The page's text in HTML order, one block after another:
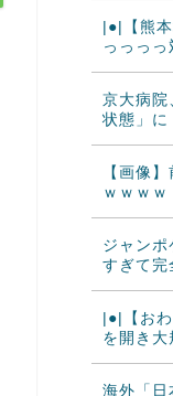
|●|【熊
っっっ
京大病院
状態」
【画像
ｗｗｗ
ジャン
すぎて
|●|【お
を開き大
海外「日